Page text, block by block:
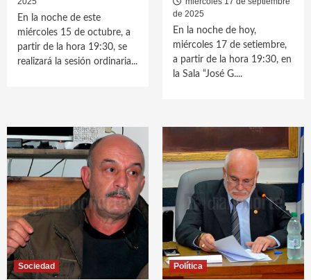
En la noche de este
miércoles 15 de octubre, a
partir de la hora 19:30, se
realizará la sesión ordinaria...
de 2025
En la noche de hoy,
miércoles 17 de setiembre,
a partir de la hora 19:30, en
la Sala “José G....
Sociedad Política